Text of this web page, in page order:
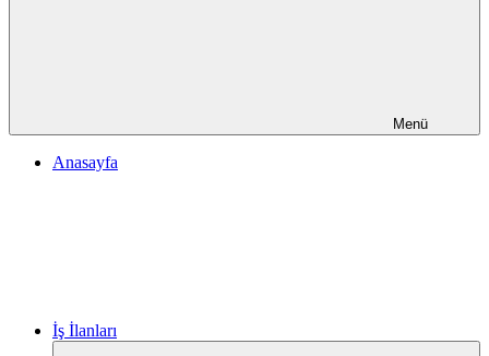
Menü
Anasayfa
İş İlanları